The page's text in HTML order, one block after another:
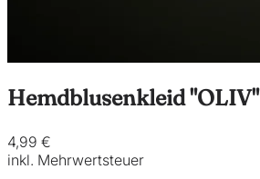
Hemdblusenkleid "OLIV"
4,99 €
inkl. Mehrwertsteuer